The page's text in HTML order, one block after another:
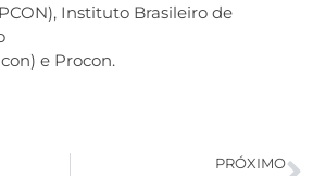
Instituto Brasileiro de
e Procon.
PRÓXIMO